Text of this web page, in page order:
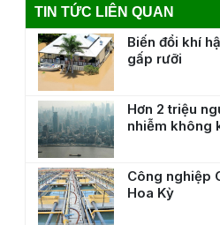
TIN TỨC LIÊN QUAN
Biến đổi khí
gấp rưỡi
Hơn 2 triệu
nhiễm không
Công nghiệp
Hoa Kỳ